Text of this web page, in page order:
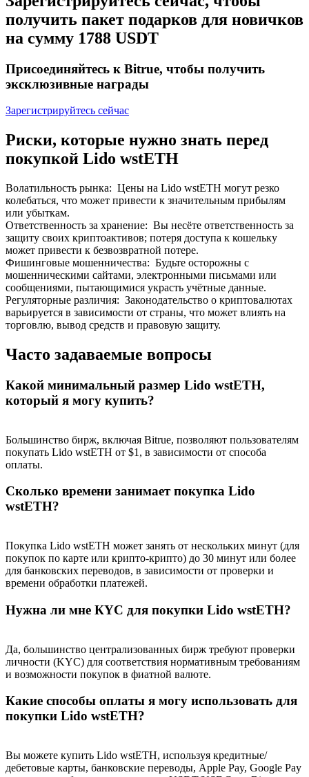
Партнеры Bitrue
До 65% комиссии!
Реферал
Пригласите друга, чтобы получить денежные
вознаграждения
BTC Welcome Rewards
BTC Welcome Rewards
Deposit & Trade BTC to Share 25000 USDT prize pool!
Deposit CASHCAT & Win
Exclusive for BitMart Users
Precious Metals Trading Carnival
Trade Gold & Silver · 33,333 USDT Bonus
USDT Flexible Staking | Daily Rewards
получить пакет подарков для новичков
на сумму 1788 USDT
Присоединяйтесь к Bitrue, чтобы получить
эксклюзивные награды
Зарегистрируйтесь сейчас
Риски, которые нужно знать перед
покупкой Lido wstETH
Волатильность рынка: Цены на Lido wstETH могут резко
колебаться, что может привести к значительным прибылям
или убыткам.
Ответственность за хранение: Вы несёте ответственность за
защиту своих криптоактивов; потеря доступа к кошельку
может привести к безвозвратной потере.
Фишинговые мошенничества: Будьте осторожны с
мошенническими сайтами, электронными письмами или
сообщениями, пытающимися украсть учётные данные.
Регуляторные различия: Законодательство о криптовалютах
варьируется в зависимости от страны, что может влиять на
торговлю, вывод средств и правовую защиту.
Часто задаваемые вопросы
Какой минимальный размер Lido wstETH,
который я могу купить?
Большинство бирж, включая Bitrue, позволяют пользователям
покупать Lido wstETH от $1, в зависимости от способа
оплаты.
Сколько времени занимает покупка Lido
wstETH?
Покупка Lido wstETH может занять от нескольких минут (для
покупок по карте или крипто-крипто) до 30 минут или более
для банковских переводов, в зависимости от проверки и
времени обработки платежей.
Нужна ли мне КYC для покупки Lido wstETH?
Да, большинство централизованных бирж требуют проверки
личности (KYC) для соответствия нормативным требованиям
и возможности покупок в фиатной валюте.
Какие способы оплаты я могу использовать для
покупки Lido wstETH?
Вы можете купить Lido wstETH, используя кредитные/
дебетовые карты, банковские переводы, Apple Pay, Google Pay